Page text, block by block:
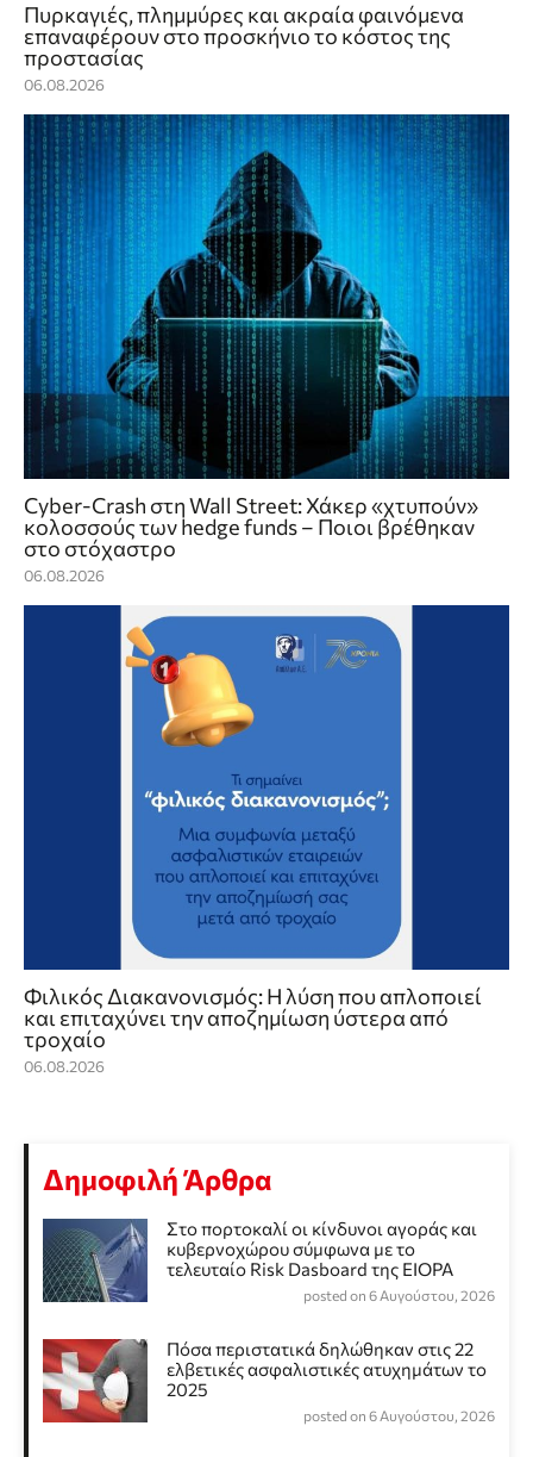
Πυρκαγιές, πλημμύρες και ακραία φαινόμενα
επαναφέρουν στο προσκήνιο το κόστος της
προστασίας
06.08.2026
Cyber-Crash στη Wall Street: Χάκερ «χτυπούν»
κολοσσούς των hedge funds – Ποιοι βρέθηκαν
στο στόχαστρο
06.08.2026
Φιλικός Διακανονισμός: Η λύση που απλοποιεί
και επιταχύνει την αποζημίωση ύστερα από
τροχαίο
06.08.2026
Δημοφιλή Άρθρα
Στο πορτοκαλί οι κίνδυνοι αγοράς και
κυβερνοχώρου σύμφωνα με το
τελευταίο Risk Dasboard της EIOPA
posted on 6 Αυγούστου, 2026
Πόσα περιστατικά δηλώθηκαν στις 22
ελβετικές ασφαλιστικές ατυχημάτων το
2025
posted on 6 Αυγούστου, 2026